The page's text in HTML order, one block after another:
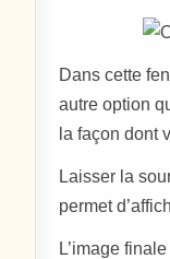
Dans cette
autre option
la façon dont
Laisser la
permet
L’image